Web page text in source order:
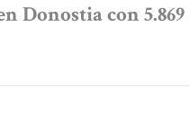
Donostia con 5.869